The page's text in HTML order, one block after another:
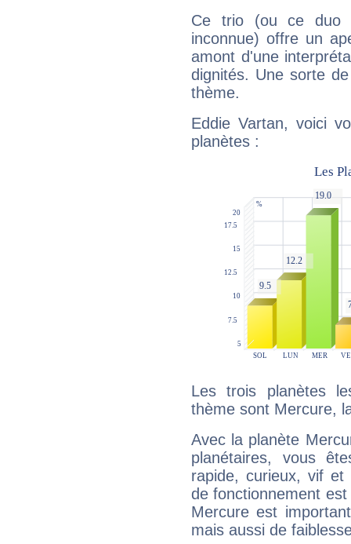
Ce trio (ou ce duo
inconnue) offre un
amont d'une
dignités. Une sorte
thème.
Eddie Vartan, voici
planètes :
Les trois planètes
thème sont Mercure,
Avec la planète
planétaires, vous
rapide, curieux, vif et
de fonctionnement
Mercure est
mais aussi de